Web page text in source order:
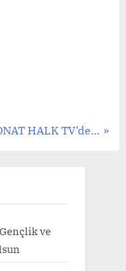
HALK TV’de…
ve